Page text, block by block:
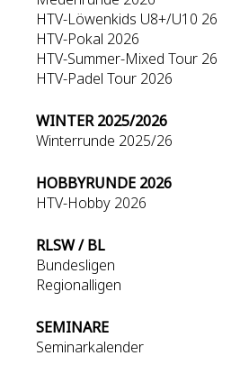
HTV-Löwenkids U8+/U10 26
HTV-Pokal 2026
HTV-Summer-Mixed Tour 26
HTV-Padel Tour 2026
WINTER 2025/2026
Winterrunde 2025/26
HOBBYRUNDE 2026
HTV-Hobby 2026
RLSW / BL
Bundesligen
Regionalligen
SEMINARE
Seminarkalender